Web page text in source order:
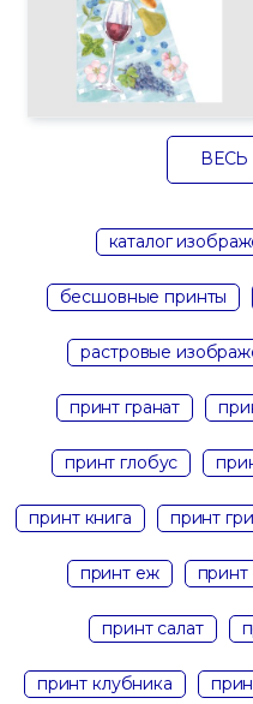
ВЕСЬ
каталог
бесшовные принты
растровые
принт гранат
принт глобус
принт книга принт
принт еж принт
принт салат
принт клубника